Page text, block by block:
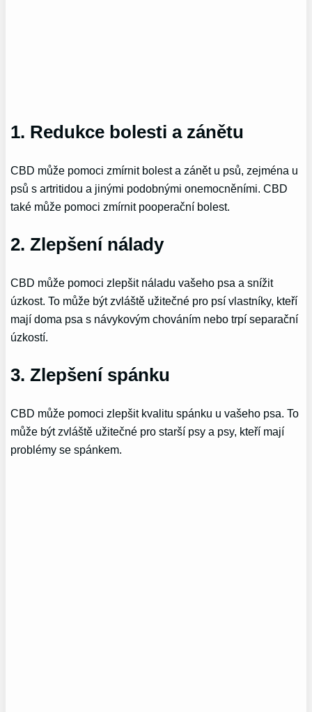
1. Redukce bolesti a zánětu
CBD může pomoci zmírnit bolest a zánět u psů, zejména u
psů s artritidou a jinými podobnými onemocněními. CBD
také může pomoci zmírnit pooperační bolest.
2. Zlepšení nálady
CBD může pomoci zlepšit náladu vašeho psa a snížit
úzkost. To může být zvláště užitečné pro psí vlastníky, kteří
mají doma psa s návykovým chováním nebo trpí separační
úzkostí.
3. Zlepšení spánku
CBD může pomoci zlepšit kvalitu spánku u vašeho psa. To
může být zvláště užitečné pro starší psy a psy, kteří mají
problémy se spánkem.